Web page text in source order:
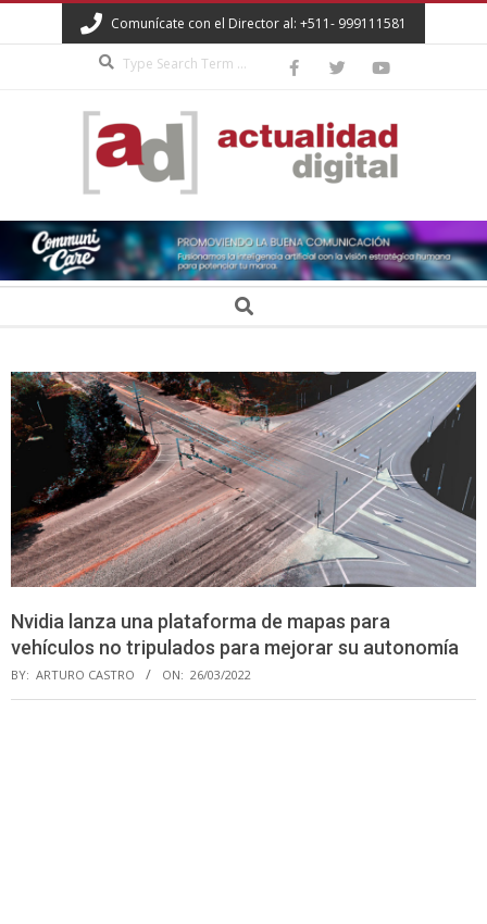
to
Comunícate con el Director al: +511- 999111581
ACTUALIDAD
DIGITAL Search
Nvidia lanza una plataforma de mapas para
vehículos no tripulados para mejorar su autonomía
BY: ARTURO CASTRO ON: 26/03/2022